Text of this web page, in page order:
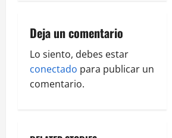
i
g
a
Deja un comentario
Lo siento, debes estar
conectado para publicar un
comentario.